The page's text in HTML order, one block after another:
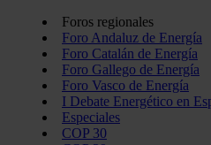
Foros regionales
Foro Andaluz de Energía
Foro Catalán de Energía
Foro Gallego de Energía
Foro Vasco de Energía
I Debate Energético en
Especiales
COP 30